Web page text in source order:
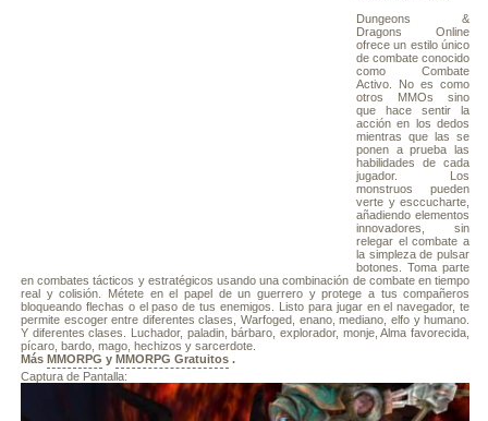
Dungeons &
Dragons Online
ofrece un estilo único
de combate conocido
como Combate
Activo. No es como
otros MMOs sino
que hace sentir la
acción en los dedos
mientras que las se
ponen a prueba las
habilidades de cada
jugador. Los
monstruos pueden
verte y esccucharte,
añadiendo elementos
innovadores, sin
relegar el combate a
la simpleza de pulsar
botones. Toma parte
en combates tácticos y estratégicos usando una combinación de combate en tiempo
real y colisión. Métete en el papel de un guerrero y protege a tus compañeros
bloqueando flechas o el paso de tus enemigos. Listo para jugar en el navegador, te
permite escoger entre diferentes clases, Warfoged, enano, mediano, elfo y humano.
Y diferentes clases. Luchador, paladin, bárbaro, explorador, monje, Alma favorecida,
pícaro, bardo, mago, hechizos y sarcerdote.
Más MMORPG y MMORPG Gratuitos .
Captura de Pantalla: